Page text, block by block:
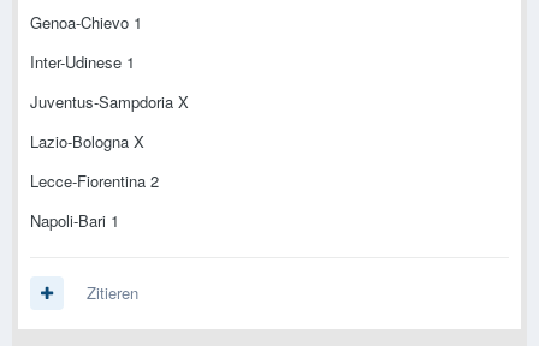
Genoa-Chievo 1
Inter-Udinese 1
Juventus-Sampdoria X
Lazio-Bologna X
Lecce-Fiorentina 2
Napoli-Bari 1
Zitieren